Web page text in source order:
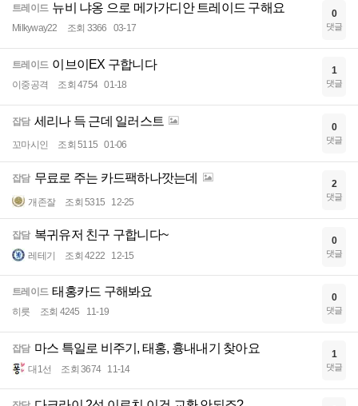
트레이드 뉴비 냐옹 으로 메가가디안 트레이드 구해요
Milkyway22 조회 3366 03-17
0
댓글
트레이드 이브이EX 구합니다
이중공격 조회 4754 01-18
1
댓글
잡담 세리나 득 근데 일러스트
꼬마시인 조회 5115 01-06
0
댓글
잡담 무료로 주는 카드팩하나깟는데
개존잘 조회 5315 12-25
2
댓글
잡담 복귀유저 친구 구합니다~
레테기 조회 4222 12-15
0
댓글
트레이드 태홍카드 구해봐요
히릇 조회 4245 11-19
0
댓글
잡담 마스 특일로 비주기, 태홍, 흉내내기 찾아요
대1선 조회 3674 11-14
1
댓글